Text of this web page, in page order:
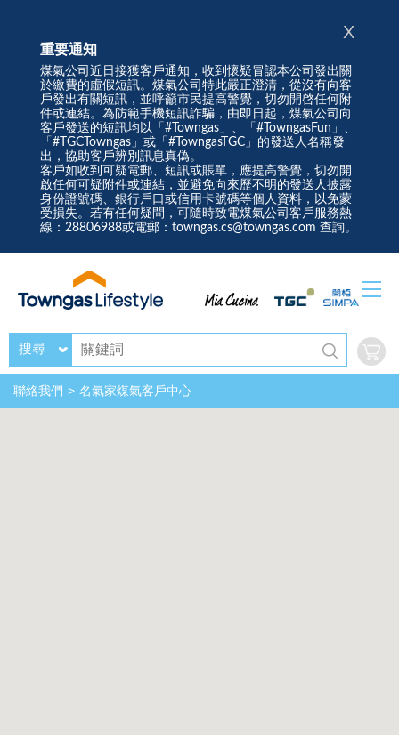
重要通知
煤氣公司近日接獲客戶通知，收到懷疑冒認本公司發出關
於繳費的虛假短訊。煤氣公司特此嚴正澄清，從沒有向客
戶發出有關短訊，並呼籲市民提高警覺，切勿開啓任何附
件或連結。為防範手機短訊詐騙，由即日起，煤氣公司向
客戶發送的短訊均以「#Towngas」、「#TowngasFun」、
「#TGCTowngas」或「#TowngasTGC」的發送人名稱發
出，協助客戶辨別訊息真偽。
客戶如收到可疑電郵、短訊或賬單，應提高警覺，切勿開
啟任何可疑附件或連結，並避免向來歷不明的發送人披露
身份證號碼、銀行戶口或信用卡號碼等個人資料，以免蒙
受損失。若有任何疑問，可隨時致電煤氣公司客戶服務熱
線：28806988或電郵：towngas.cs@towngas.com 查詢。
X
搜尋
聯絡我們 名氣家煤氣客戶中心